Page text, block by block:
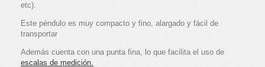
etc).
Este péndulo es muy compacto y fino, alargado y fácil de
transportar
Además cuenta con una punta fina, lo que facilita el uso de
escalas de medición.